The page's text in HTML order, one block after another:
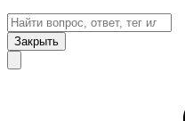
Закрыть